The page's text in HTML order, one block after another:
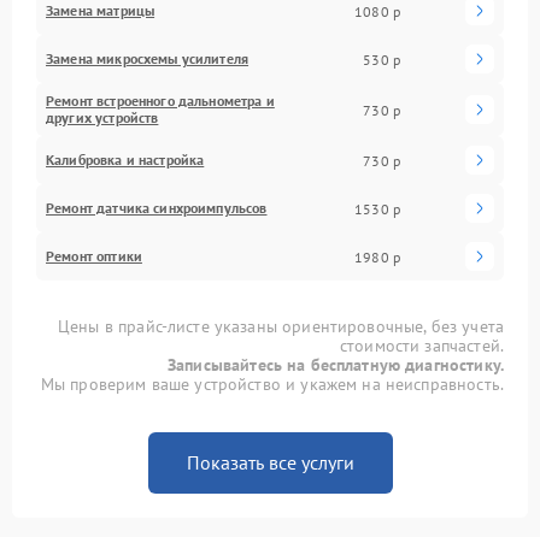
Замена матрицы 1080 р
Замена микросхемы усилителя 530 р
Ремонт встроенного дальнометра и
других устройств
730 р
Калибровка и настройка 730 р
Ремонт датчика синхроимпульсов 1530 р
Ремонт оптики 1980 р
Цены в прайс-листе указаны ориентировочные, без учета
стоимости запчастей.
Записывайтесь на бесплатную диагностику.
Мы проверим ваше устройство и укажем на неисправность.
Показать все услуги